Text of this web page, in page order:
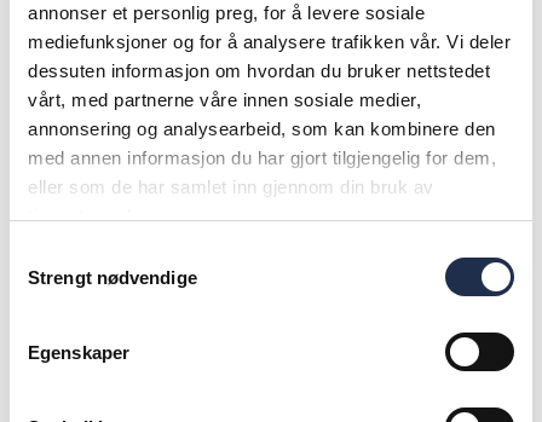
annonser et personlig preg, for å levere sosiale
mediefunksjoner og for å analysere trafikken vår. Vi deler
dessuten informasjon om hvordan du bruker nettstedet
vårt, med partnerne våre innen sosiale medier,
annonsering og analysearbeid, som kan kombinere den
med annen informasjon du har gjort tilgjengelig for dem,
eller som de har samlet inn gjennom din bruk av
tjenestene deres.
Strengt nødvendige
Egenskaper